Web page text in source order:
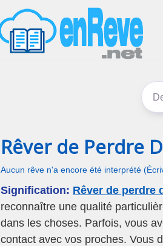
Rêver de Perdre
Aucun rêve n'a encore été interprété
Signification: Rêver de perdre
reconnaître une qualité
dans les choses. Parfois, vous
contact avec vos proches. Vous